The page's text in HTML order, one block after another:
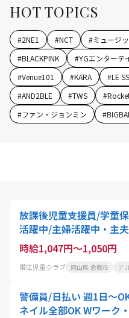
HOT TOPICS
#2NE1 #NCT #ミュージ
#BLACKPINK #YGエンターテ
#Venue101 #KARA #LE
#AND2BLE #TWS #
#ファン・ジョンミン #
放課後児童支援員/学童
活躍中/主婦活躍中・主
時給1,047円～1,050円
帯江児童クラブ 岡山県 倉敷市 ア
警備員/日払い 週1日～
ネイル全部OK Wワーク